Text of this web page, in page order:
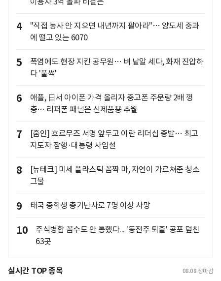
4
"직접 농사 안 지으면 내년까지 팔아라"… 양도세 중과
에 떨고 있는 6070
5
폭염에도 현장 지킨 공무원… 벼 낱알 세다, 화재 진압하
다 '풀썩'
6
애플, 日서 아이폰 가격 올리자 중고폰 주문량 2배 껑
충… 리퍼폰 패널은 신제품용 추월
7
[줌인] 호르무즈 서명 앞두고 이란 리더십 증발… 최고
지도자 잠행·대통령 사임설
8
[뉴테크] 미세 플라스틱 꼼짝 마, 자연이 가르쳐준 청소
그물
9 태국 중학생 총기난사로 7명 이상 사망
10
주식병합 꼼수도 안 통했다... '동전주 퇴출' 공포 덮친
63곳
실시간 TOP 종목 08.08 장마감